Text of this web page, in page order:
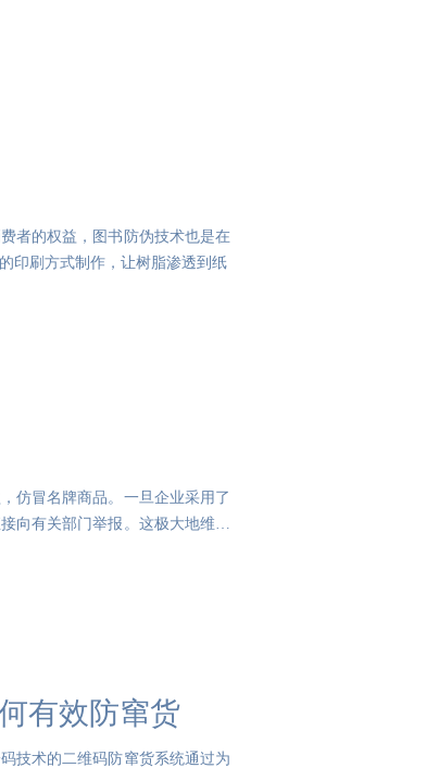
者的权益，图书防伪技术也是在
印刷方式制作，让树脂渗透到纸
仿冒名牌商品。一旦企业采用了
向有关部门举报。这极大地维护
有效防窜货
技术的二维码防窜货系统通过为